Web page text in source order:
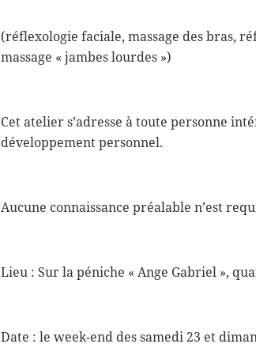
(réflexologie faciale, massage des bras,
massage « jambes lourdes »)
Cet atelier s’adresse à toute personne
développement personnel.
Aucune connaissance préalable n’est
Lieu : Sur la péniche « Ange Gabriel »,
Date : le week-end des samedi 23 et